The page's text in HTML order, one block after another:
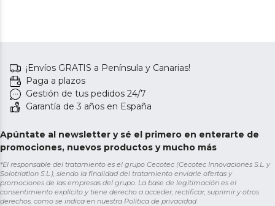
¡Envíos GRATIS a Península y Canarias!
Paga a plazos
Gestión de tus pedidos 24/7
Garantía de 3 años en España
Apúntate al newsletter y sé el primero en enterarte de
promociones, nuevos productos y mucho más
*El responsable del tratamiento es el grupo Cecotec (Cecotec Innovaciones S.L. y
Solotriatlon S.L.), siendo la finalidad del tratamiento enviarle ofertas y
promociones de las empresas del grupo. La base de legitimación es el
consentimiento explícito y tiene derecho a acceder, rectificar, suprimir y otros
derechos, como se indica en nuestra Política de privacidad